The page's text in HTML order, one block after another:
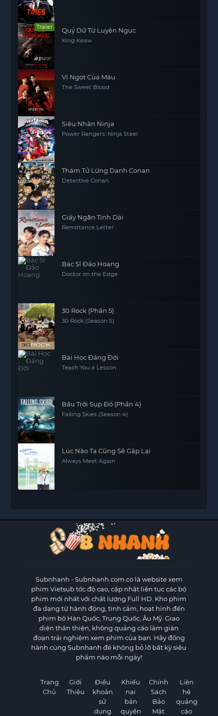
Trailer Quỷ Dữ Từ Luyện Ngục
King Keaw
Vị Ngọt Của Máu
The Sweet Blood
Siêu Nhân Ninja
Power Rangers: Ninja Steel
Thám Tử Lừng Danh Conan
Detective Conan
Giấy Ngắn Tình Dài
Remittance Letter
Bác Sĩ Đảo Hoang
Doctor on the Edge
30 Rock (Phần 5)
30 Rock (Season 5)
Bài Học Đáng Đời
Teach You a Lesson
Bầu Trời Sụp Đổ (Phần 4)
Falling Skies (Season 4)
Lúc Nào Ta Cũng Sẽ Gặp Lại
Always Meet Again
Subnhanh - Subnhanh.com.co là website xem
phim Vietsub tốc độ cao, cập nhật liên tục các bộ
phim mới nhất với chất lượng Full HD. Kho phim
đa dạng từ hành động, tình cảm, hoạt hình đến
phim bộ Hàn Quốc, Trung Quốc, Âu Mỹ. Giao
diện thân thiện, không quảng cáo làm gián
đoạn trải nghiệm xem phim của bạn. Hãy đồng
hành cùng Subnhanh để không bỏ lỡ bất kỳ siêu
phẩm nào mỗi ngày!
Trang
Chủ
Giới
Thiệu
Điều
khoản
sử
dụng
Khiếu
nại
bản
quyền
Chính
Sách
Bảo
Mật
Liên
hệ
quảng
cáo